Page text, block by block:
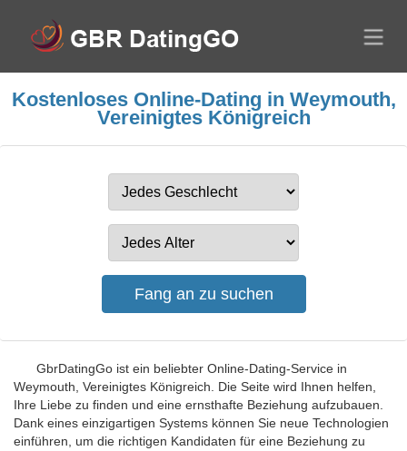
Kostenloses Online-Dating in Weymouth,
Vereinigtes Königreich
GbrDatingGo ist ein beliebter Online-Dating-Service in
Weymouth, Vereinigtes Königreich. Die Seite wird Ihnen helfen,
Ihre Liebe zu finden und eine ernsthafte Beziehung aufzubauen.
Dank eines einzigartigen Systems können Sie neue Technologien
einführen, um die richtigen Kandidaten für eine Beziehung zu